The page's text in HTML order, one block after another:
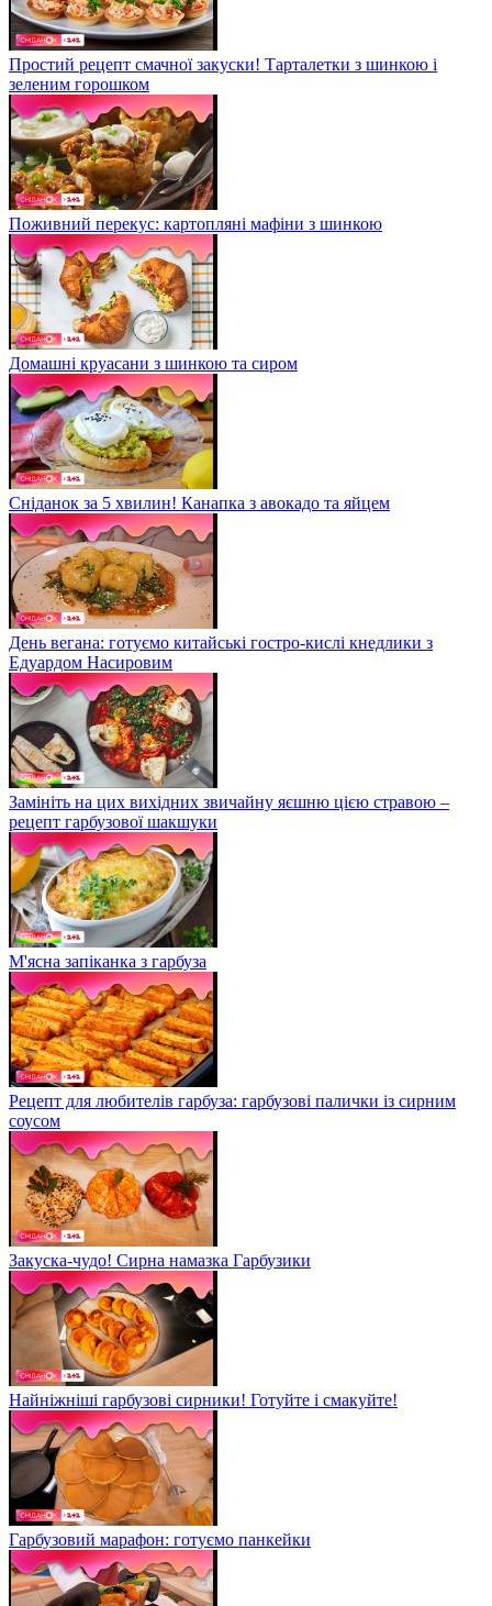
Простий рецепт смачної закуски! Тарталетки з шинкою і
зеленим горошком
Поживний перекус: картопляні мафіни з шинкою
Домашні круасани з шинкою та сиром
Сніданок за 5 хвилин! Канапка з авокадо та яйцем
День вегана: готуємо китайські гостро-кислі кнедлики з
Едуардом Насировим
Замініть на цих вихідних звичайну яєшню цією стравою –
рецепт гарбузової шакшуки
М'ясна запіканка з гарбуза
Рецепт для любителів гарбуза: гарбузові палички із сирним
соусом
Закуска-чудо! Сирна намазка Гарбузики
Найніжніші гарбузові сирники! Готуйте і смакуйте!
Гарбузовий марафон: готуємо панкейки